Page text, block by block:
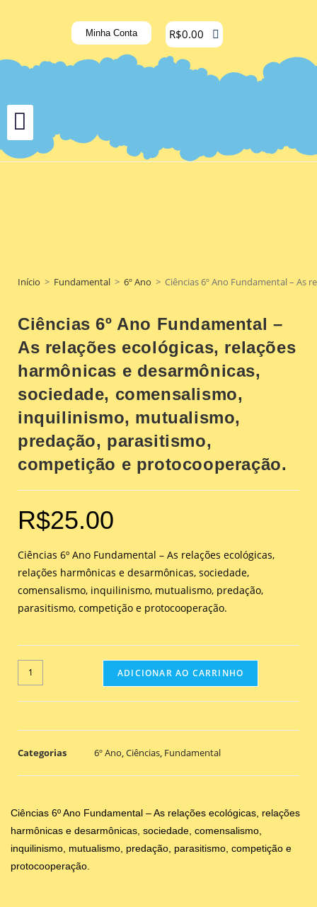
Minha Conta R$0.00
Início > Fundamental > 6º Ano > Ciências 6º Ano Fundamental – As
Ciências 6º Ano Fundamental –
As relações ecológicas, relações
harmônicas e desarmônicas,
sociedade, comensalismo,
inquilinismo, mutualismo,
predação, parasitismo,
competição e protocooperação.
R$25.00
Ciências 6º Ano Fundamental – As relações ecológicas,
relações harmônicas e desarmônicas, sociedade,
comensalismo, inquilinismo, mutualismo, predação,
parasitismo, competição e protocooperação.
ADICIONAR AO CARRINHO
Categorias 6º Ano Ciências Fundamental
Ciências 6º Ano Fundamental – As relações ecológicas, relações
harmônicas e desarmônicas, sociedade, comensalismo,
inquilinismo, mutualismo, predação, parasitismo, competição e
protocooperação.